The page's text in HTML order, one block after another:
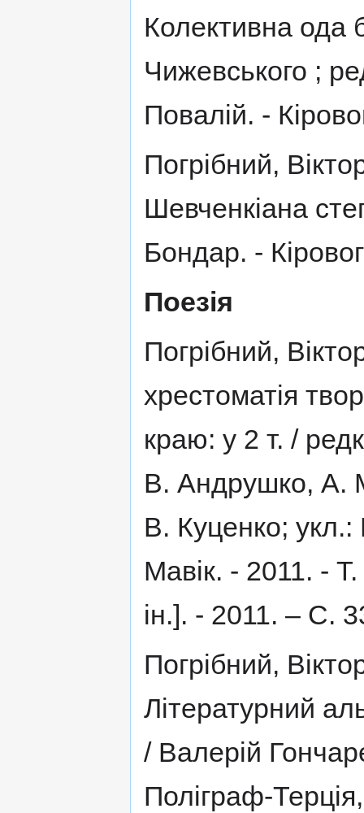
Колективна ода
Чижевського ;
Повалій. -
Погрібний,
Шевченкіана
Бондар. -
Поезія
Погрібний,
хрестоматія
краю: у 2 т. /
В. Андрушко, А.
В. Куценко;
Мавік. - 2011. -
ін.]. - 2011. – С.
Погрібний,
Літературний
/ Валерій
Поліграф-